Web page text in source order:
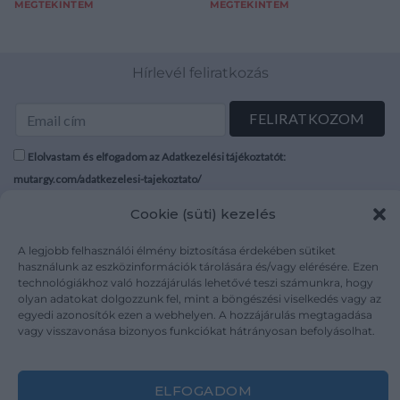
Cookie (süti) kezelés
A legjobb felhasználói élmény biztosítása érdekében sütiket
használunk az eszközinformációk tárolására és/vagy elérésére. Ezen
technológiákhoz való hozzájárulás lehetővé teszi számunkra, hogy
olyan adatokat dolgozzunk fel, mint a böngészési viselkedés vagy az
egyedi azonosítók ezen a webhelyen. A hozzájárulás megtagadása
vagy visszavonása bizonyos funkciókat hátrányosan befolyásolhat.
ELFOGADOM
MEGTEKINTEM MEGTEKINTEM
Hírlevél feliratkozás
Elolvastam és elfogadom az Adatkezelési tájékoztatót:
mutargy.com/adatkezelesi-tajekoztato/
Médiaajánlat
Karrier
Kapcsolat
Áraink
ÁSZF
Adatvédelem
Impresszum